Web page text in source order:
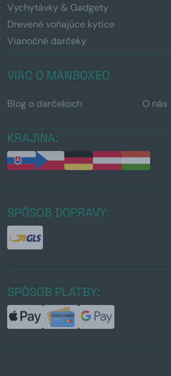
Vychytávky & Gadgety
Drevené voňajúce kytice
Vianočné darčeky
VIAC O MANBOXEO
Blog o darčekoch O nás
KRAJINA:
SPÔSOB DOPRAVY:
SPÔSOB PLATBY: